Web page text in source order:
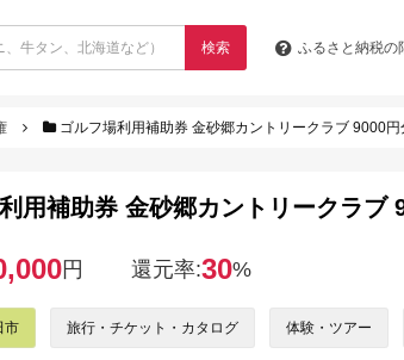
検索 ふるさと納税の
ゴルフ場利用補助券 金砂郷カントリークラブ 9000
用補助券 金砂郷カントリークラブ
円 還元率:30%
市 旅行・チケット・カタログ 体験・ツアー